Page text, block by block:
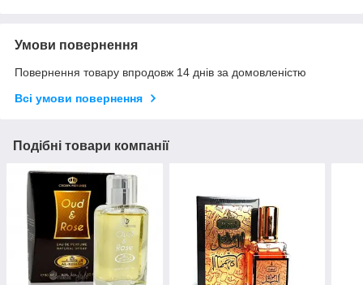
Умови повернення
Повернення товару впродовж 14 днів за домовленістю
Всі умови повернення
Подібні товари компанії